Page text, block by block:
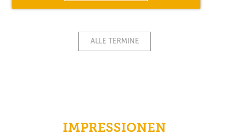
ALLE TERMINE
IMPRESSIONEN